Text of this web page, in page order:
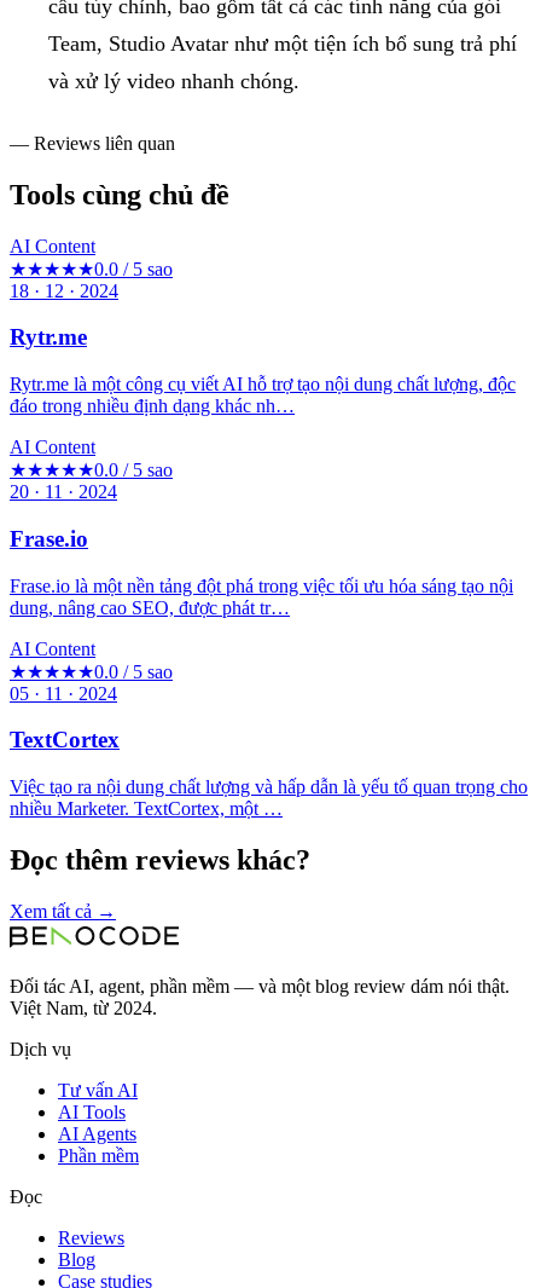
cầu tùy chỉnh, bao gồm tất cả các tính năng của gói
Team, Studio Avatar như một tiện ích bổ sung trả phí
và xử lý video nhanh chóng.
— Reviews liên quan
Tools cùng chủ đề
AI Content
★★★★★0.0 / 5 sao
18 · 12 · 2024
Rytr.me
Rytr.me là một công cụ viết AI hỗ trợ tạo nội dung chất lượng, độc
đáo trong nhiều định dạng khác nh…
AI Content
★★★★★0.0 / 5 sao
20 · 11 · 2024
Frase.io
Frase.io là một nền tảng đột phá trong việc tối ưu hóa sáng tạo nội
dung, nâng cao SEO, được phát tr…
AI Content
★★★★★0.0 / 5 sao
05 · 11 · 2024
TextCortex
Việc tạo ra nội dung chất lượng và hấp dẫn là yếu tố quan trọng cho
nhiều Marketer. TextCortex, một …
Đọc thêm reviews khác?
Xem tất cả →
Đối tác AI, agent, phần mềm — và một blog review dám nói thật.
Việt Nam, từ 2024.
Dịch vụ
Tư vấn AI
AI Tools
AI Agents
Phần mềm
Đọc
Reviews
Blog
Case studies